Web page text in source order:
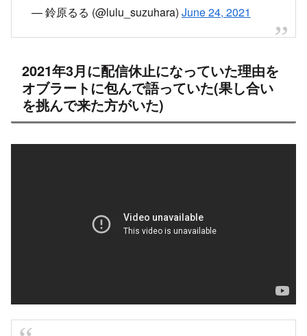
— 鈴原るる (@lulu_suzuhara) June 24, 2021
2021年3月に配信休止になっていた理由を
オブラートに包んで語っていた(果し合い
を挑んで来た方がいた)